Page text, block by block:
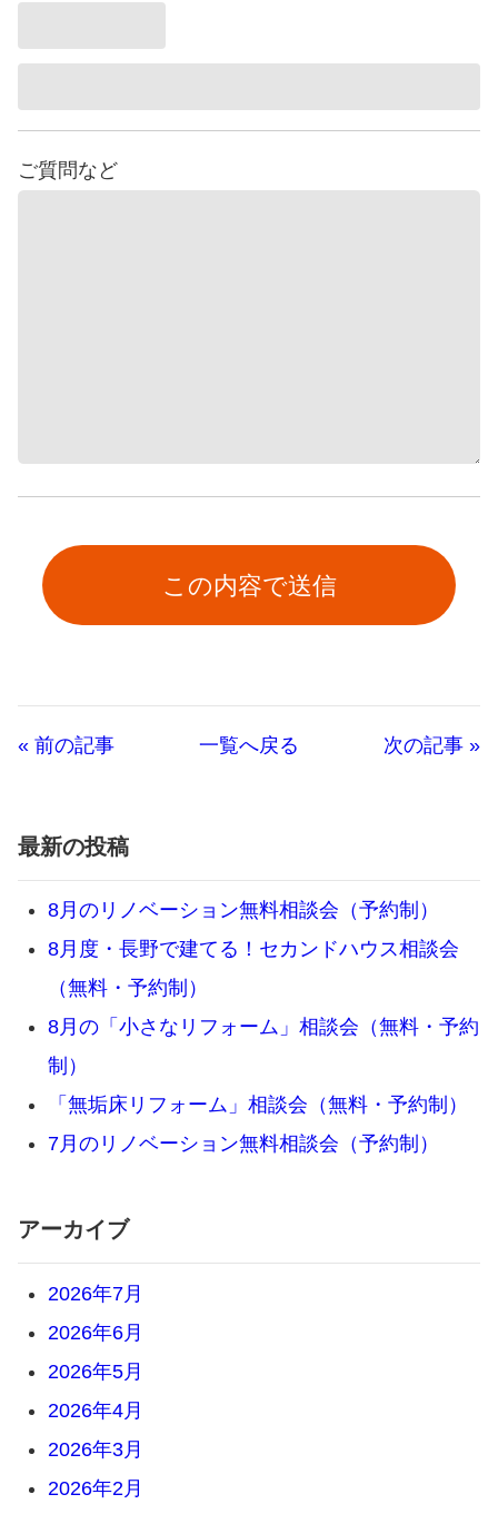
ご質問など
« 前の記事 次の記事 »
一覧へ戻る
最新の投稿
8月のリノベーション無料相談会（予約制）
8月度・長野で建てる！セカンドハウス相談会
（無料・予約制）
8月の「小さなリフォーム」相談会（無料・予約
制）
「無垢床リフォーム」相談会（無料・予約制）
7月のリノベーション無料相談会（予約制）
アーカイブ
2026年7月
2026年6月
2026年5月
2026年4月
2026年3月
2026年2月